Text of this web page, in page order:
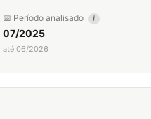
📅 Período analisado i
07/2025
até 06/2026